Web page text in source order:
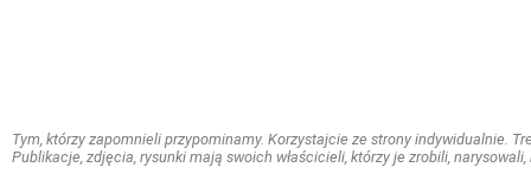
Tym, którzy zapomnieli przypominamy. Korzystajcie ze strony indywidualnie.
Publikacje, zdjęcia, rysunki mają swoich właścicieli, którzy je zrobili,